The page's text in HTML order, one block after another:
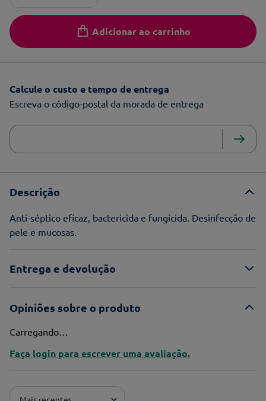
Adicionar ao carrinho
Calcule o custo e tempo de entrega
Escreva o código-postal da morada de entrega
Descrição
Anti-séptico eficaz, bactericida e fungicida. Desinfecção de
pele e mucosas.
Entrega e devolução
Opiniões sobre o produto
Carregando…
Faça login para escrever uma avaliação.